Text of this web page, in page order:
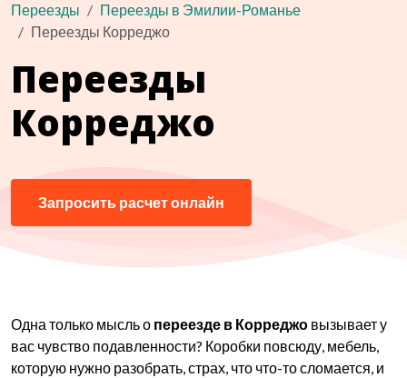
Переезды
Переезды в Эмилии-Романье
Переезды Корреджо
Переезды
Корреджо
Запросить расчет онлайн
Одна только мысль о переезде в Корреджо вызывает у
вас чувство подавленности? Коробки повсюду, мебель,
которую нужно разобрать, страх, что что-то сломается, и